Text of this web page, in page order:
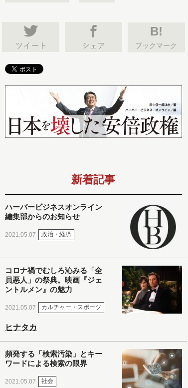
B!
ブックマーク
新着記事
ハーバービジネスオンライン
編集部からのお知らせ
2021.05.07 政治・経済
コロナ禍でむしろ沁みる「全
員悪人」の祭典。映画『ジェ
ントルメン』の魅力
2021.05.07 カルチャー・スポーツ
ヒナタカ
頻発する「検索汚染」とキー
ワードによる検索の限界
2021.05.07 社会